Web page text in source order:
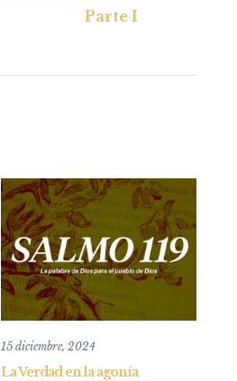
Parte I
15 diciembre, 2024
La Verdad en la agonía